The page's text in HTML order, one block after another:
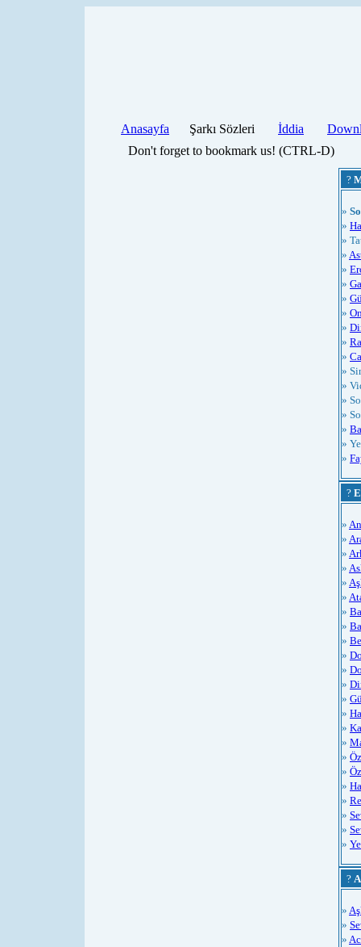
Anasayfa Şarkı Sözleri İddia
Don't forget to bookmark us! (CTRL-D)
?
»
»
»
»
»
»
»
»
»
»
»
»
»
»
»
»
»
»
?
»
»
»
»
»
»
»
»
»
»
»
»
»
»
»
»
»
»
»
»
»
»
»
?
»
»
»